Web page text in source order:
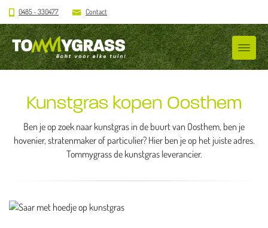
0485 - 330477 Contact
Kunstgras kopen Oosthem
Ben je op zoek naar kunstgras in de buurt van Oosthem, ben je
hovenier, stratenmaker of particulier? Hier ben je op het juiste adres.
Tommygrass de kunstgras leverancier.